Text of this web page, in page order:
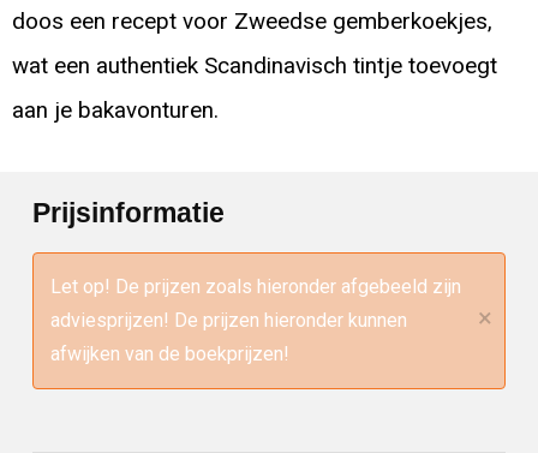
doos een recept voor Zweedse gemberkoekjes,
wat een authentiek Scandinavisch tintje toevoegt
aan je bakavonturen.
Prijsinformatie
Let op! De prijzen zoals hieronder afgebeeld zijn
adviesprijzen! De prijzen hieronder kunnen
afwijken van de boekprijzen!
×